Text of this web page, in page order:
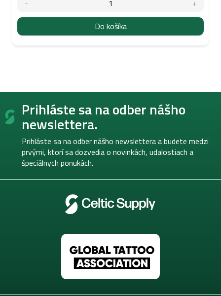
Do košíka
Z
Prihláste sa na odber nášho
newslettera.
Prihláste sa na odber nášho newslettera a budete medzi
prvými, ktorí sa dozvedia o novinkách, udalostiach a
špeciálnych ponukách.